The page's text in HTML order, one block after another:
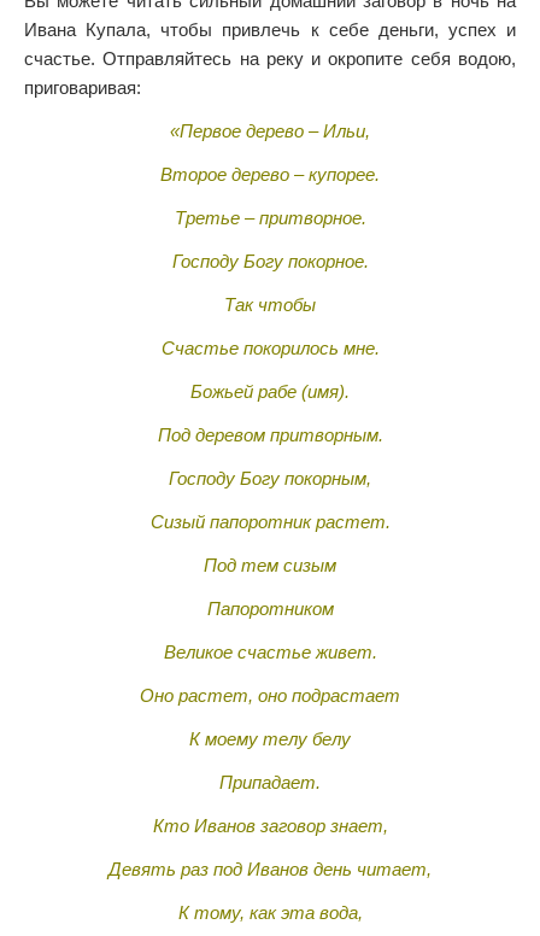
Ивана Купала, чтобы привлечь к себе деньги, успех и
счастье. Отправляйтесь на реку и окропите себя водою,
приговаривая:
«Первое дерево – Ильи,
Второе дерево – купорее.
Третье – притворное.
Господу Богу покорное.
Так чтобы
Счастье покорилось мне.
Божьей рабе (имя).
Под деревом притворным.
Господу Богу покорным,
Сизый папоротник растет.
Под тем сизым
Папоротником
Великое счастье живет.
Оно растет, оно подрастает
К моему телу белу
Припадает.
Кто Иванов заговор знает,
Девять раз под Иванов день читает,
К тому, как эта вода,